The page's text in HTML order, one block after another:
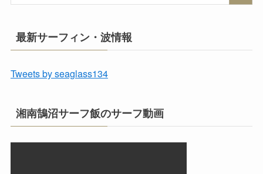
最新サーフィン・波情報
Tweets by seaglass134
湘南鵠沼サーフ飯のサーフ動画